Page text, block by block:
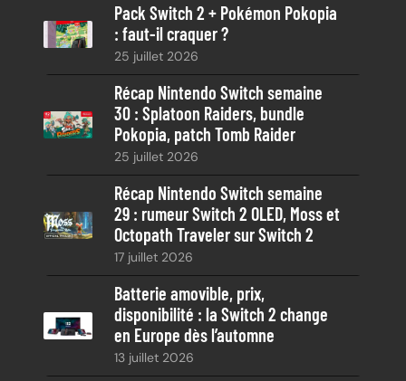
Pack Switch 2 + Pokémon Pokopia
: faut-il craquer ?
25 juillet 2026
Récap Nintendo Switch semaine
30 : Splatoon Raiders, bundle
Pokopia, patch Tomb Raider
25 juillet 2026
Récap Nintendo Switch semaine
29 : rumeur Switch 2 OLED, Moss et
Octopath Traveler sur Switch 2
17 juillet 2026
Batterie amovible, prix,
disponibilité : la Switch 2 change
en Europe dès l’automne
13 juillet 2026